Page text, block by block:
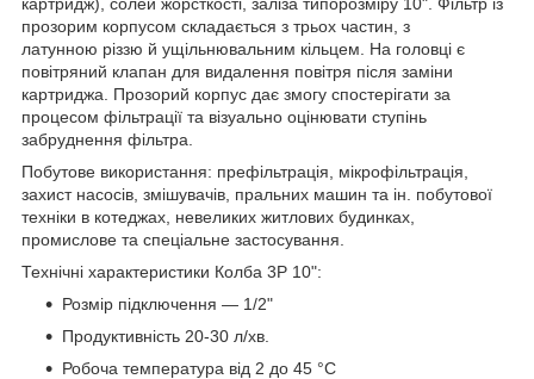
прозорим корпусом складається з трьох частин, з
латунною різзю й ущільнювальним кільцем. На головці є
повітряний клапан для видалення повітря після заміни
картриджа. Прозорий корпус дає змогу спостерігати за
процесом фільтрації та візуально оцінювати ступінь
забруднення фільтра.
Побутове використання: префільтрація, мікрофільтрація,
захист насосів, змішувачів, пральних машин та ін. побутової
техніки в котеджах, невеликих житлових будинках,
промислове та спеціальне застосування.
Технічні характеристики Колба 3Р 10":
Розмір підключення — 1/2"
Продуктивність 20-30 л/хв.
Робоча температура від 2 до 45 °C